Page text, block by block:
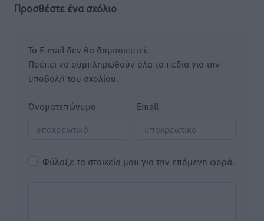
Προσθέστε ένα σχόλιο
Το E-mail δεν θα δημοσιευτεί.
Πρέπει να συμπληρωθούν όλα τα πεδία για την
υποβολή του σχολίου.
Όνοματεπώνυμο Email
Φύλαξε τα στοιχεία μου για την επόμενη φορά.